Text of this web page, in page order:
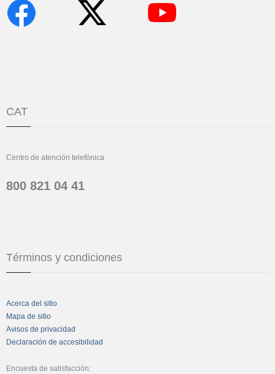
CAT
Centro de atención telefónica
800 821 04 41
Términos y condiciones
Acerca del sitio
Mapa de sitio
Avisos de privacidad
Declaración de accesibilidad
Encuesta de satisfacción: